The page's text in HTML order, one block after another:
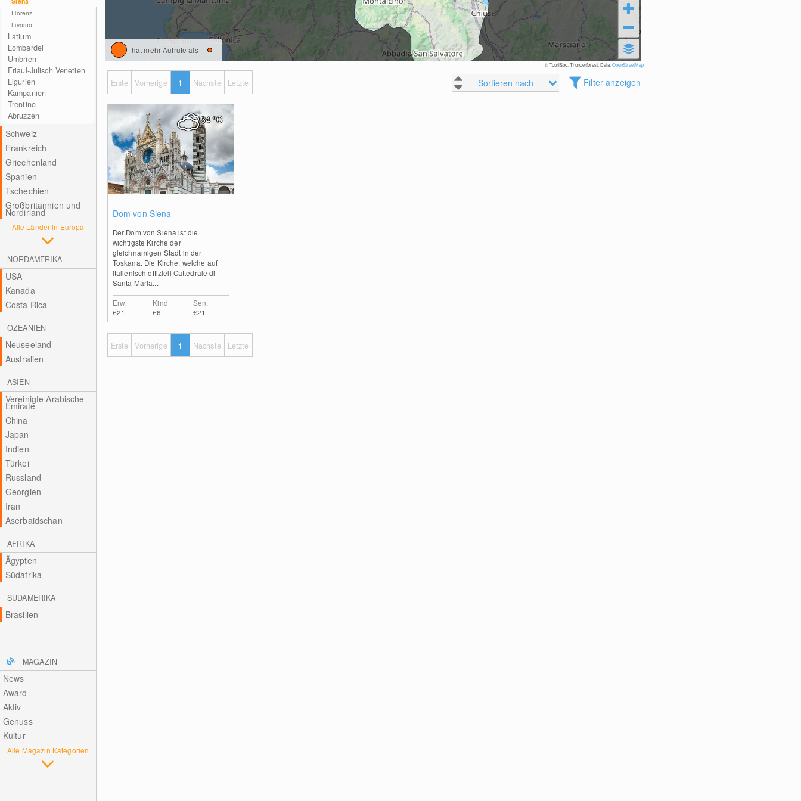
Florenz
Livorno
Latium
Lombardei
Umbrien
Friaul-Julisch Venetien
Ligurien
Kampanien
Trentino
Abruzzen
Schweiz
Frankreich
Griechenland
Spanien
Tschechien
Großbritannien und
Nordirland
Alle Länder in Europa
NORDAMERIKA
USA
Kanada
Costa Rica
OZEANIEN
Neuseeland
Australien
ASIEN
Vereinigte Arabische
Emirate
China
Japan
Indien
Türkei
Russland
Georgien
Iran
Aserbaidschan
AFRIKA
Ägypten
Südafrika
SÜDAMERIKA
Brasilien
MAGAZIN
News
Award
Aktiv
Genuss
Kultur
Alle Magazin Kategorien
hat mehr Aufrufe als
© TouriSpo, Thunderforest, Data:OpenStreetMap
Sortieren nach Filter anzeigen
Erste Vorherige 1 Nächste Letzte
Dom von Siena
Der Dom von Siena ist die
wichtigste Kirche der
gleichnamigen Stadt in der
Toskana. Die Kirche, welche auf
italienisch offiziell Cattedrale di
Santa Maria...
Erw.
€21
Kind
€6
Sen.
€21
34°C
Erste Vorherige 1 Nächste Letzte